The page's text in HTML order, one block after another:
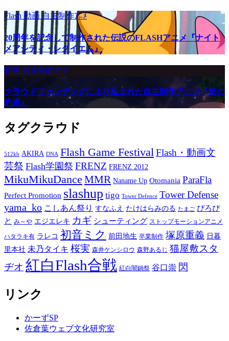
Flash 動画自主制作ｱﾆﾒ
20周年を記念して制作された伝説のFLASHアニメ『ナイト
メアシティ・レクイエム』
動画 自主制作ｱﾆﾒ
クラウドファンデングにより生まれた自主制作アニメ『藍の
約束』
タグクラウド
512kb AKIRA DNA Flash Game FestivalFlash・動画文
芸祭 Flash学園祭 FRENZ FRENZ 2012
MikuMikuDance MMR Naname Up Otomania ParaFla
Perfect Promotion slashup tigo Tower Defence Tower Defense
yama_ko こしあん祭り すなふえ たけはらみのる たまご ぴろぴ
と み～や エジエレキ カギ シューティング ストップモーションアニメ
ハタラキ有 ラレコ 初音ミク 前田地生 卒業制作 塚原重義 日暮
里本社 未乃タイキ 桜実 森井ケンシロウ 森野あるじ 猫屋敷スタ
ヂオ 紅白Flash合戦 紅白闇鍋祭 谷口崇 閃
リンク
かーずSP
佐倉葉ウェブ文化研究室